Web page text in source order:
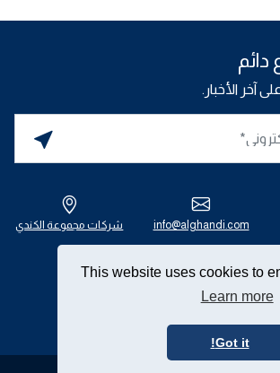
This website uses cookies to
Learn more
Got it!
دائم
آخر الأخبار.
info@alghandi.com شركات مجموعة الكندي